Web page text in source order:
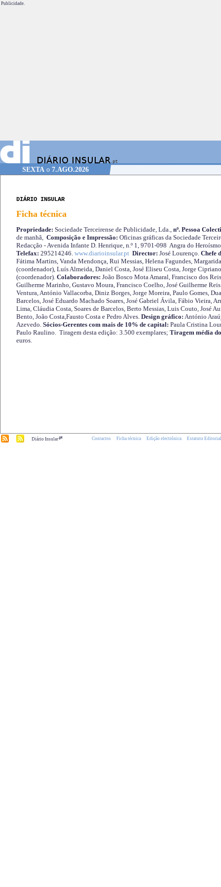
Publicidade.
SEXTA o 7.AGO.2026
DIÁRIO INSULAR
Ficha técnica
Propriedade: Sociedade Terceirense de Publicidade, Lda., nº. Pessoa
de manhã, Composição e Impressão: Oficinas gráficas da Sociedade
Redacção - Avenida Infante D. Henrique, n.º 1, 9701-098 Angra do
Telefax: 295214246. www.diarioinsular.pt Director: José Lourenço. Chefe
Fátima Martins, Vanda Mendonça, Rui Messias, Helena Fagundes,
(coordenador), Luís Almeida, Daniel Costa, José Eliseu Costa, Jorge
(coordenador). Colaboradores: João Bosco Mota Amaral, Francisco dos
Guilherme Marinho, Gustavo Moura, Francisco Coelho, José Guilherme
Ventura, António Vallacorba, Diniz Borges, Jorge Moreira, Paulo Gomes,
Barcelos, José Eduardo Machado Soares, José Gabriel Ávila, Fábio Vieira,
Lima, Cláudia Costa, Soares de Barcelos, Berto Messias, Luis Couto, José
Bento, João Costa,Fausto Costa e Pedro Alves. Design gráfico: António
Azevedo. Sócios-Gerentes com mais de 10% de capital: Paula Cristina
Paulo Raulino. Tiragem desta edição: 3.500 exemplares; Tiragem média
euros.
Diário Insular.pt Contactos Ficha técnica Edição electrónica Estatuto Editorial